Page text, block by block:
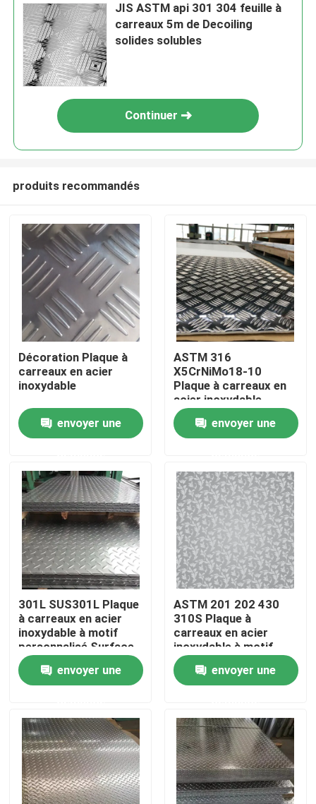
Maison
Produits
Vidéos
Au sujet de nous
Visite d'usine
Contrôle de qualité
Contactez-nous
Cas
tuyau sans couture de solides solubles
JIS ASTM api 301 304 feuille à
carreaux 5m de Decoiling
solides solubles
Continuer
produits recommandés
Décoration Plaque à
carreaux en acier
inoxydable
envoyer une
ASTM 316
X5CrNiMo18-10
Plaque à carreaux en
acier inoxydable
d'épaisseur de 3 mm
et 4 mm pour étages
de plancher
envoyer une
301L SUS301L Plaque
à carreaux en acier
inoxydable à motif
personnalisé Surface
en relief épaisseur 5
mm
envoyer une
ASTM 201 202 430
310S Plaque à
carreaux en acier
inoxydable à motif
personnalisé
envoyer une